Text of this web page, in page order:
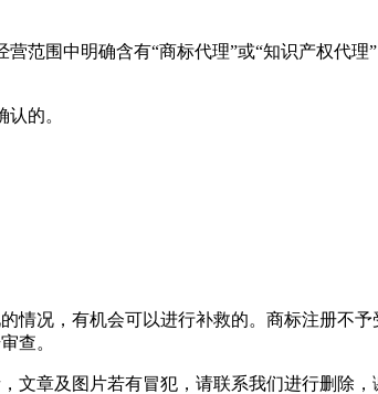
范围中明确含有“商标代理”或“知识产权代
的。
况，有机会可以进行补救的。商标注册不
查。
文章及图片若有冒犯，请联系我们进行删除，